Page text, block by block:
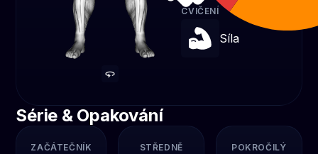
CVIČENÍ
Síla
Série & Opakování
ZAČÁTEČNÍK
STŘEDNĚ
POKROČILÝ